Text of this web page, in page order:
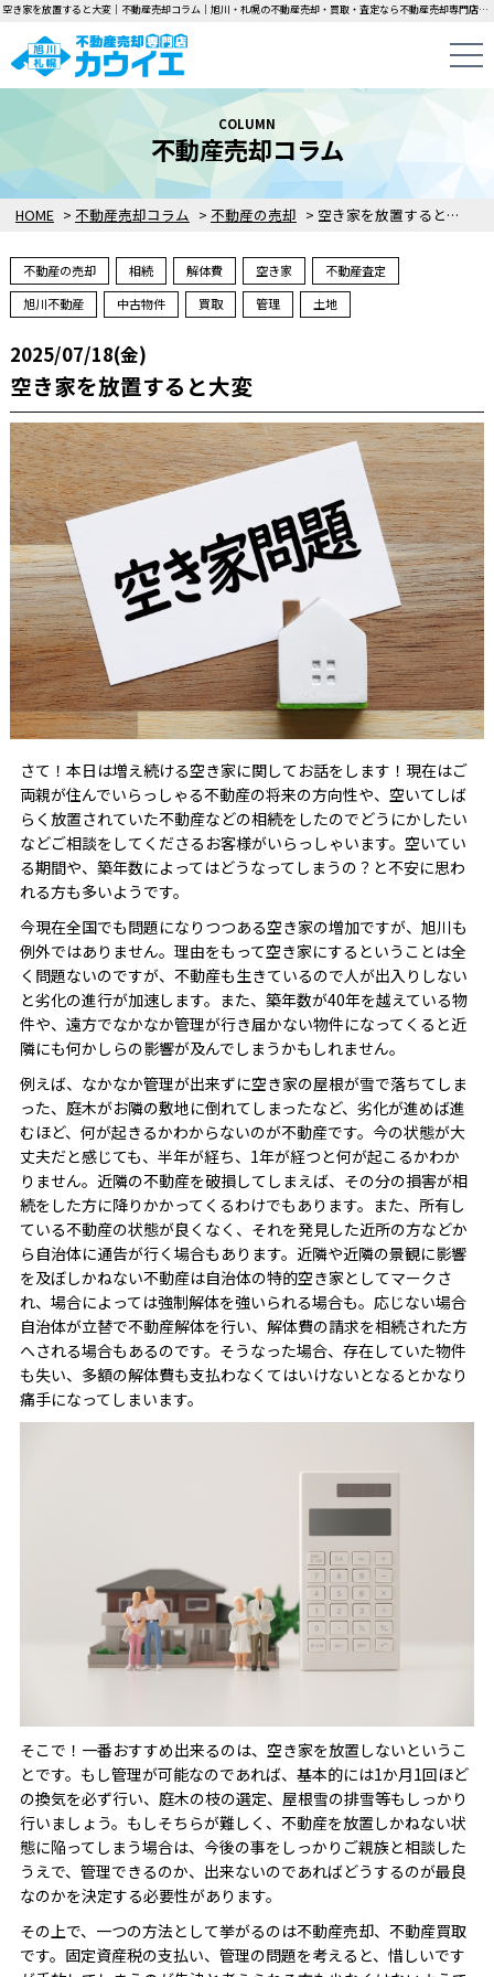
空き家を放置すると大変｜不動産売却コラム｜旭川・札幌の不動産売却・買取・査定なら不動産売却専門店カウイエにお任せください！中古一戸建て・マンション・土地の即日無料査定・即金買取を行っています！
HOME > 不動産売却コラム > 不動産の売却 > 空き家を放置すると大変
COLUMN
不動産売却コラム
不動産の売却 相続 解体費 空き家
不動産査定
旭川不動産
中古物件 買取 管理 土地
2025/07/18(金)
空き家を放置すると大変
さて！本日は増え続ける空き家に関してお話をします！現在はご
両親が住んでいらっしゃる不動産の将来の方向性や、空いてしば
らく放置されていた不動産などの相続をしたのでどうにかしたい
などご相談をしてくださるお客様がいらっしゃいます。空いてい
る期間や、築年数によってはどうなってしまうの？と不安に思わ
れる方も多いようです。
今現在全国でも問題になりつつある空き家の増加ですが、旭川も
例外ではありません。理由をもって空き家にするということは全
く問題ないのですが、不動産も生きているので人が出入りしない
と劣化の進行が加速します。また、築年数が40年を越えている物
件や、遠方でなかなか管理が行き届かない物件になってくると近
隣にも何かしらの影響が及んでしまうかもしれません。
例えば、なかなか管理が出来ずに空き家の屋根が雪で落ちてしま
った、庭木がお隣の敷地に倒れてしまったなど、劣化が進めば進
むほど、何が起きるかわからないのが不動産です。今の状態が大
丈夫だと感じても、半年が経ち、1年が経つと何が起こるかわか
りません。近隣の不動産を破損してしまえば、その分の損害が相
続をした方に降りかかってくるわけでもあります。また、所有し
ている不動産の状態が良くなく、それを発見した近所の方などか
ら自治体に通告が行く場合もあります。近隣や近隣の景観に影響
を及ぼしかねない不動産は自治体の特的空き家としてマークさ
れ、場合によっては強制解体を強いられる場合も。応じない場合
自治体が立替で不動産解体を行い、解体費の請求を相続された方
へされる場合もあるのです。そうなった場合、存在していた物件
も失い、多額の解体費も支払わなくてはいけないとなるとかなり
痛手になってしまいます。
そこで！一番おすすめ出来るのは、空き家を放置しないというこ
とです。もし管理が可能なのであれば、基本的には1か月1回ほど
の換気を必ず行い、庭木の枝の選定、屋根雪の排雪等もしっかり
行いましょう。もしそちらが難しく、不動産を放置しかねない状
態に陥ってしまう場合は、今後の事をしっかりご親族と相談した
うえで、管理できるのか、出来ないのであればどうするのが最良
なのかを決定する必要性があります。
その上で、一つの方法として挙がるのは不動産売却、不動産買取
です。固定資産税の支払い、管理の問題を考えると、惜しいです